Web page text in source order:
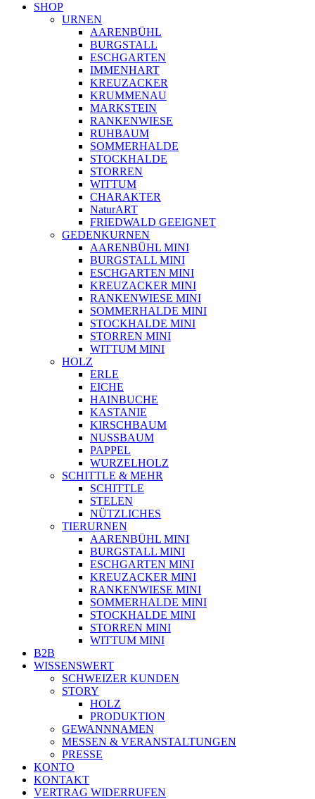
SHOP
URNEN
AARENBÜHL
BURGSTALL
ESCHGARTEN
IMMENHART
KREUZACKER
KRUMMENAU
MARKSTEIN
RANKENWIESE
RUHBAUM
SOMMERHALDE
STOCKHALDE
STORREN
WITTUM
CHARAKTER
NaturART
FRIEDWALD GEEIGNET
GEDENKURNEN
AARENBÜHL MINI
BURGSTALL MINI
ESCHGARTEN MINI
KREUZACKER MINI
RANKENWIESE MINI
SOMMERHALDE MINI
STOCKHALDE MINI
STORREN MINI
WITTUM MINI
HOLZ
ERLE
EICHE
HAINBUCHE
KASTANIE
KIRSCHBAUM
NUSSBAUM
PAPPEL
WURZELHOLZ
SCHITTLE & MEHR
SCHITTLE
STELEN
NÜTZLICHES
TIERURNEN
AARENBÜHL MINI
BURGSTALL MINI
ESCHGARTEN MINI
KREUZACKER MINI
RANKENWIESE MINI
SOMMERHALDE MINI
STOCKHALDE MINI
STORREN MINI
WITTUM MINI
B2B
WISSENSWERT
SCHWEIZER KUNDEN
STORY
HOLZ
PRODUKTION
GEWANNNAMEN
MESSEN & VERANSTALTUNGEN
PRESSE
KONTO
KONTAKT
VERTRAG WIDERRUFEN